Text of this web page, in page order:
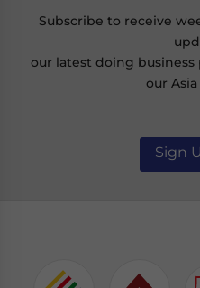
Subscribe to receive
our latest doing business
our
Sign